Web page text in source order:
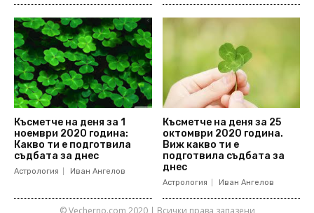
Късметче на деня за 1
ноември 2020 година:
Какво ти е подготвила
съдбата за днес
Астрология Иван Ангелов
Късметче на деня за 25
октомври 2020 година.
Виж какво ти е
подготвила съдбата за
днес
Астрология Иван Ангелов